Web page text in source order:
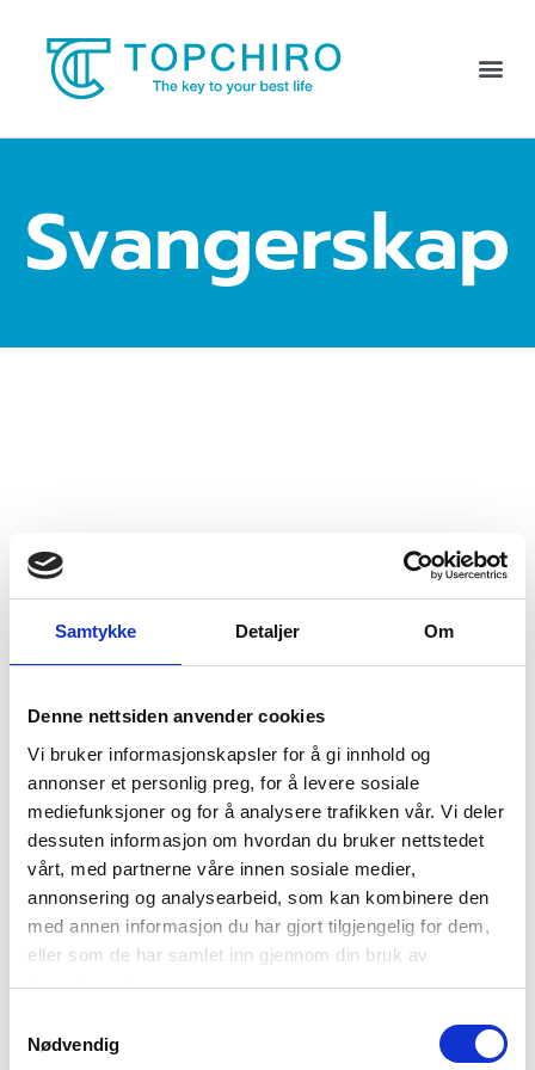
Samtykke Detaljer Om
Denne nettsiden anvender cookies
Vi bruker informasjonskapsler for å gi innhold og
annonser et personlig preg, for å levere sosiale
mediefunksjoner og for å analysere trafikken vår. Vi deler
dessuten informasjon om hvordan du bruker nettstedet
vårt, med partnerne våre innen sosiale medier,
annonsering og analysearbeid, som kan kombinere den
med annen informasjon du har gjort tilgjengelig for dem,
eller som de har samlet inn gjennom din bruk av
tjenestene deres.
Nødvendig
Svangerskap
Fordeler med kiropraktisk
omsorg under Graviditet
READ MORE »